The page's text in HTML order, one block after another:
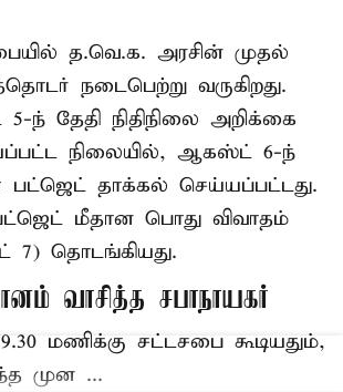
த.வெ.க. அரசின் முதல்
நடைபெற்று வருகிறது.
ந் தேதி நிதிநிலை அறிக்கை
நிலையில், ஆகஸ்ட் 6-ந்
தாக்கல் செய்யப்பட்டது.
மீதான பொது விவாதம்
தொடங்கியது.
வாசித்த சபாநாயகர்
மணிக்கு சட்டசபை கூடியதும்,
முன ...